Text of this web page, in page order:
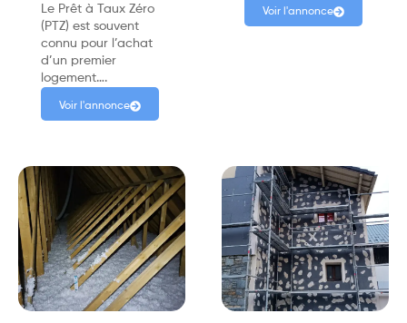
Le Prêt à Taux Zéro
(PTZ) est souvent
connu pour l’achat
d’un premier
logement….
Voir l'annonce
Voir l'annonce